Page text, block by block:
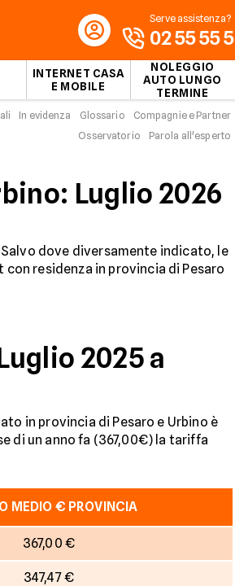
INTERNET CASA
E MOBILE
NOLEGGIO
AUTO LUNGO
TERMINE
Serve assistenza?
02 55 55 5
In evidenza Glossario
Compagnie e Partner
Osservatorio
Parola all'esperto
Luglio 2026
dove diversamente indicato, le
residenza in provincia di Pesaro
2025 a
in provincia di Pesaro e Urbino è
di un anno fa (367,00€) la tariffa
MEDIO € PROVINCIA
367,00 €
347,47 €